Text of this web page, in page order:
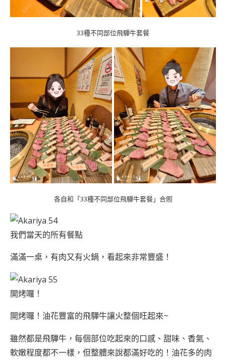
33種不同部位飛驒牛套餐
各自和「33種不同部位飛驒牛套餐」合照
我們當天的所有餐點
滿滿一桌，有肉又有火鍋，看起來非常豐盛！
開烤囉！
開烤囉！油花豐富的飛驒牛讓火整個旺起來~
雖然都是飛驒牛，每個部位吃起來的口感、甜味、香氣、
軟嫩程度都不一樣，但整體來說都滿好吃的！油花多的肉